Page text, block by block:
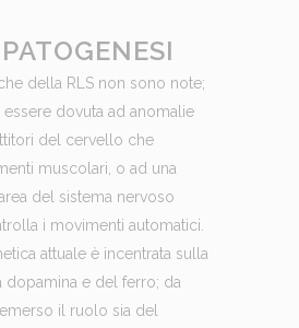
della RLS non sono note;
dovuta ad anomalie
del cervello che
muscolari, o ad una
del sistema nervoso
i movimenti automatici.
attuale è incentrata sulla
dopamina e del ferro; da
il ruolo sia del